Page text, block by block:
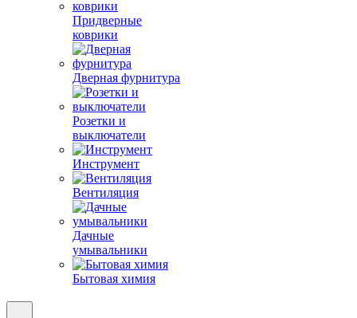
Придверные
коврики
Дверная фурнитура
Розетки и
выключатели
Инструмент
Вентиляция
Дачные
умывальники
Бытовая химия